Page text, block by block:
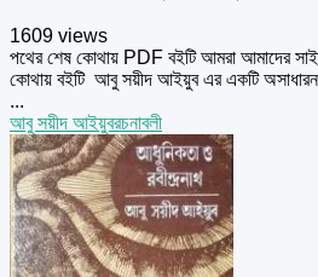
1609 views
পথের শেষ কোথায় PDF বইটি আমরা আমাদের
কোথায় বইটি আবু সয়ীদ আইয়ুব এর একটি
...
আবু সয়ীদ আইয়ুবরচনাবলী